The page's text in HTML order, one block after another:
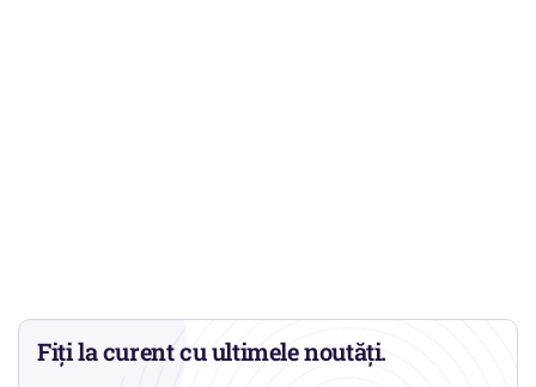
Fiți la curent cu ultimele noutăți.